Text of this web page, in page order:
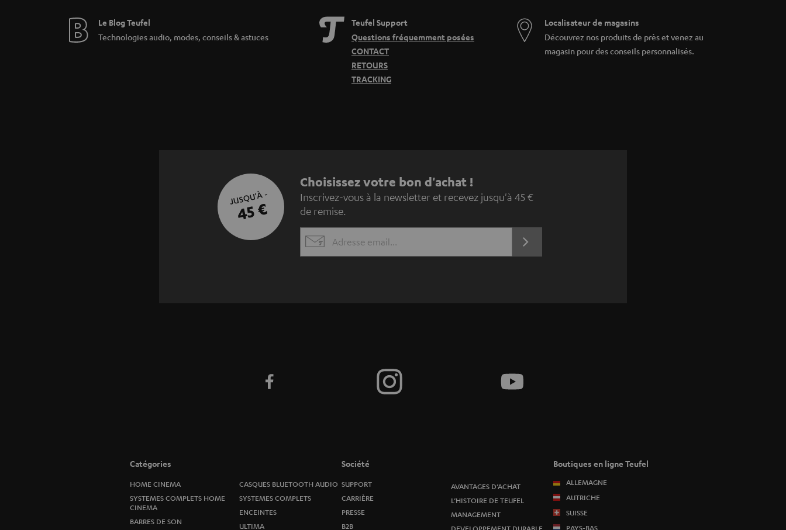
Le Blog Teufel
Technologies audio, modes, conseils & astuces
Teufel Support
Questions fréquemment posées
CONTACT
RETOURS
TRACKING
Localisateur de magasins
Découvrez nos produits de près et venez au
magasin pour des conseils personnalisés.
JUSQU'À -
45 €
I
n
s
c
s
Choisissez votre bon d'achat !
Inscrivez-vous à la newsletter et recevez jusqu'à 45 €
de remise.
EMAIL
S'ABONNER
Catégories
HOME CINEMA
SYSTEMES COMPLETS HOME
CINEMA
BARRES DE SON
CASQUES BLUETOOTH AUDIO
SYSTEMES COMPLETS
ENCEINTES
ULTIMA
Société
SUPPORT
CARRIÈRE
PRESSE
B2B
AVANTAGES D’ACHAT
L’HISTOIRE DE TEUFEL
MANAGEMENT
DEVELOPPEMENT DURABLE
Boutiques en ligne Teufel
ALLEMAGNE
AUTRICHE
SUISSE
PAYS-BAS